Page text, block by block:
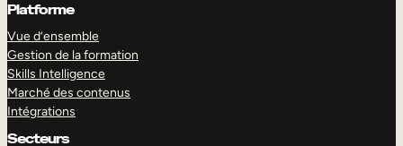
Platforme
Vue d’ensemble
Gestion de la formation
Skills Intelligence
Marché des contenus
Intégrations
Secteurs